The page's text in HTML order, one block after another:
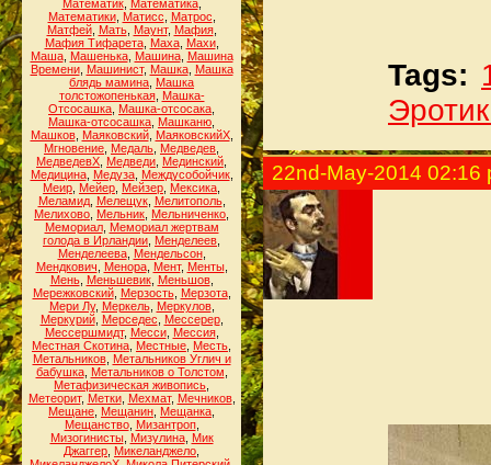
Математик, Математика,
Математики, Матисс Матрос
Матфей, Мать, Маунт, Мафия,
Мафия Тифарета, Маха, Махи,
Маша, Машенька, Машина, Машина
Времени, Машинист, Машка, Машка
блядь мамина Машка
толстожопенькая, Машка-
Отсосашка Машка-отсосака
Машка-отсосашка Машканю
Машков, Маяковский, МаяковскийХ,
Мгновение Медаль Медведев
МедведевХ Медведи Мединский
Медицина, Медуза, Междусобойчик,
Меир Мейер Мейзер Мексика
Меламид, Мелещук, Мелитополь,
Мелихово Мельник Мельниченко
Мемориал, Мемориал жертвам
голода в Ирландии Менделеев
Менделеева, Мендельсон,
Мендкович
Менора, Мент, Менты,
Мень, Меньшевик, Меньшов,
Мережковский, Мерзость, Мерзота,
Мери Лу, Меркель, Меркулов,
Меркурий, Мерседес Мессерер,
Мессершмидт, Месси, Мессия,
Местная Скотина Местные Месть
Метальников, Метальников Углич и
бабушка, Метальников о Толстом
Метафизическая живопись
Метеорит, Метки, Мехмат, Мечников,
Мещане Мещанин Мещанка
Мещанство, Мизантроп,
Мизогинисты, Мизулина, Мик
Джаггер Микеланджело
Tags:
22nd-May-2014 02:16